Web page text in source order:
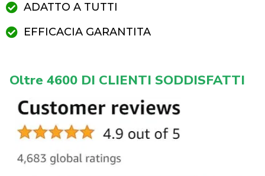
ADATTO A TUTTI
EFFICACIA GARANTITA
Oltre 4600 DI CLIENTI SODDISFATTI